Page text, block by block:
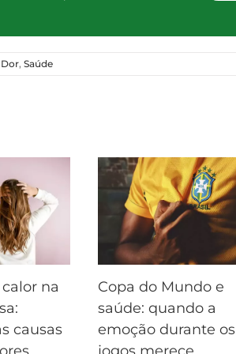
Dor, Saúde
na
causas
Copa do Mundo e
saúde: quando a
emoção durante os